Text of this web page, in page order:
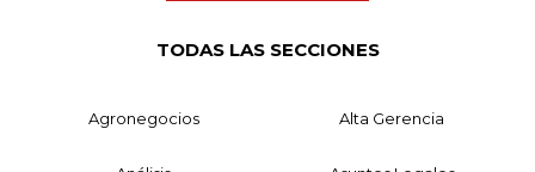
TODAS LAS SECCIONES
Agronegocios Alta Gerencia